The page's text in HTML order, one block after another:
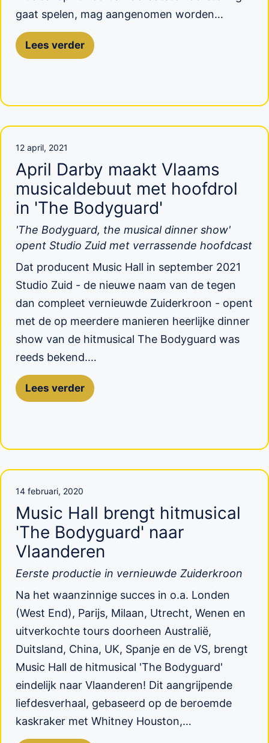
gaat spelen, mag aangenomen worden…
Lees verder
12 april, 2021
April Darby maakt Vlaams
musicaldebuut met hoofdrol
in 'The Bodyguard'
'The Bodyguard, the musical dinner show'
opent Studio Zuid met verrassende hoofdcast
Dat producent Music Hall in september 2021
Studio Zuid - de nieuwe naam van de tegen
dan compleet vernieuwde Zuiderkroon - opent
met de op meerdere manieren heerlijke dinner
show van de hitmusical The Bodyguard was
reeds bekend.…
Lees verder
14 februari, 2020
Music Hall brengt hitmusical
'The Bodyguard' naar
Vlaanderen
Eerste productie in vernieuwde Zuiderkroon
Na het waanzinnige succes in o.a. Londen
(West End), Parijs, Milaan, Utrecht, Wenen en
uitverkochte tours doorheen Australië,
Duitsland, China, UK, Spanje en de VS, brengt
Music Hall de hitmusical 'The Bodyguard'
eindelijk naar Vlaanderen! Dit aangrijpende
liefdesverhaal, gebaseerd op de beroemde
kaskraker met Whitney Houston,…